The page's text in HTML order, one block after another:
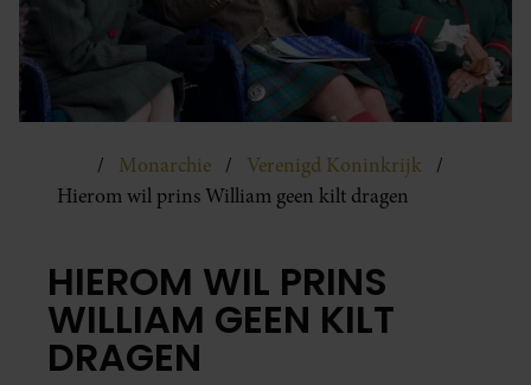
Monarchie
Verenigd Koninkrijk
Hierom wil prins William geen kilt dragen
HIEROM WIL PRINS
WILLIAM GEEN KILT
DRAGEN